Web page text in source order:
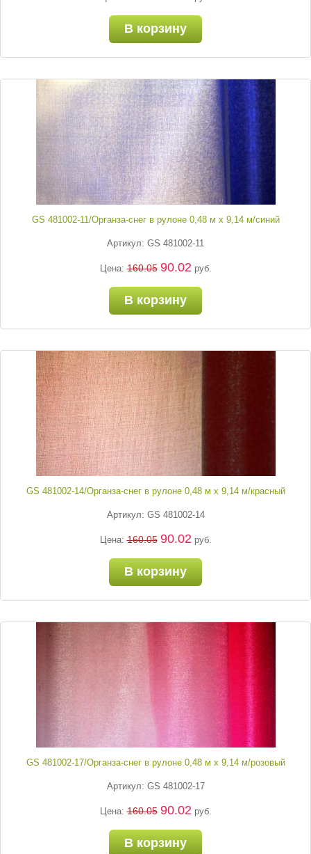
В корзину
GS 481002-11/Органза-снег в рулоне 0,48 м х 9,14 м/синий
Артикул: GS 481002-11
Цена:160.05 90.02руб.
В корзину
GS 481002-14/Органза-снег в рулоне 0,48 м х 9,14 м/красный
Артикул: GS 481002-14
Цена:160.05 90.02руб.
В корзину
GS 481002-17/Органза-снег в рулоне 0,48 м х 9,14 м/розовый
Артикул: GS 481002-17
Цена:160.05 90.02руб.
В корзину